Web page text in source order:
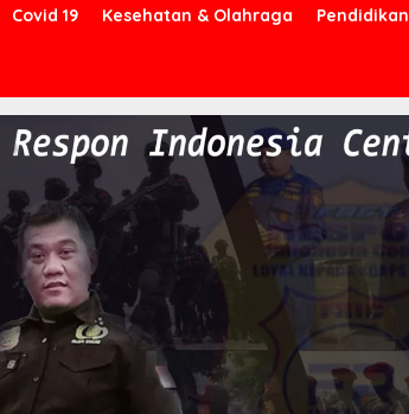
Covid 19 Kesehatan & Olahraga Pendidikan